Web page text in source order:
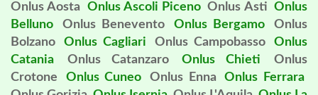
Onlus Aosta Onlus Ascoli Piceno Onlus Asti Onlus
Belluno
Onlus Benevento Onlus Bergamo
Onlus
Bolzano
Onlus Cagliari Onlus Campobasso
Onlus
Catania
Onlus Catanzaro Onlus Chieti
Onlus
Crotone
Onlus Cuneo Onlus Enna
Onlus Ferrara